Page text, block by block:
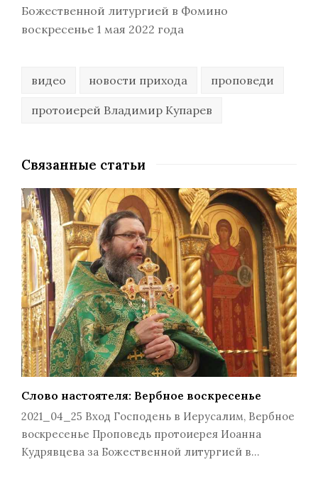
Божественной литургией в Фомино
воскресенье 1 мая 2022 года
видео новости прихода проповеди
протоиерей Владимир Купарев
Связанные статьи
Слово настоятеля: Вербное воскресенье
2021_04_25 Вход Господень в Иерусалим, Вербное
воскресенье Проповедь протоиерея Иоанна
Кудрявцева за Божественной литургией в…